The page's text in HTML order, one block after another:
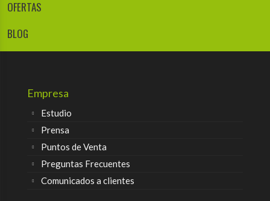
OFERTAS
BLOG
Empresa
Estudio
Prensa
Puntos de Venta
Preguntas Frecuentes
Comunicados a clientes